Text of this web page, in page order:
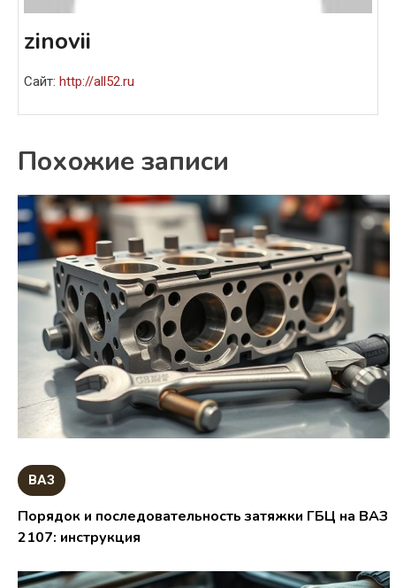
zinovii
Сайт: http://all52.ru
Похожие записи
ВАЗ
Порядок и последовательность затяжки ГБЦ на ВАЗ
2107: инструкция